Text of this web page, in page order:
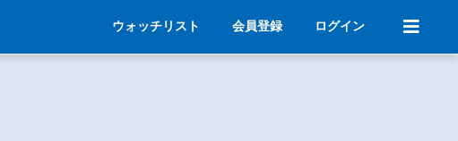
ウォッチリスト 会員登録 ログイン